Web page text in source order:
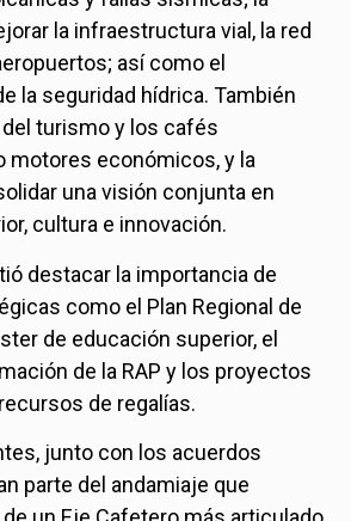
la infraestructura vial, la red
así como el
la seguridad hídrica. También
turismo y los cafés
motores económicos, y la
una visión conjunta en
cultura e innovación.
destacar la importancia de
como el Plan Regional de
de educación superior, el
de la RAP y los proyectos
de regalías.
junto con los acuerdos
parte del andamiaje que